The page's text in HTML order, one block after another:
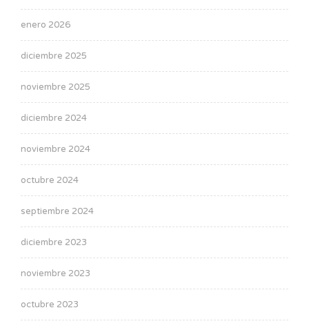
enero 2026
diciembre 2025
noviembre 2025
diciembre 2024
noviembre 2024
octubre 2024
septiembre 2024
diciembre 2023
noviembre 2023
octubre 2023